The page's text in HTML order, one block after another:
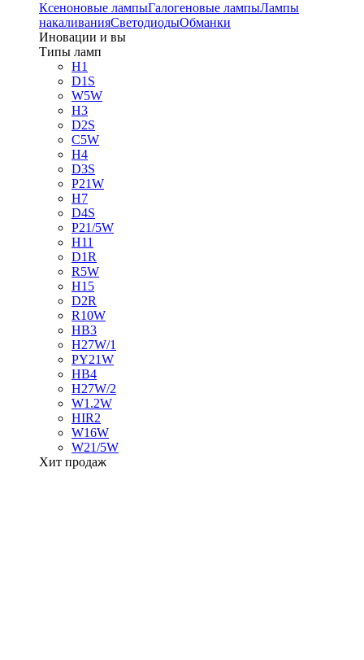
Ксеноновые лампыГалогеновые лампыЛампы
накаливанияСветодиодыОбманки
Иновации и вы
Типы ламп
H1
D1S
W5W
H3
D2S
C5W
H4
D3S
P21W
H7
D4S
P21/5W
H11
D1R
R5W
H15
D2R
R10W
HB3
H27W/1
PY21W
HB4
H27W/2
W1.2W
HIR2
W16W
W21/5W
Хит продаж